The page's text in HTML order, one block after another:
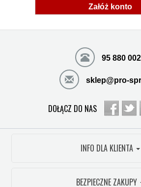
Załóż konto
95 880
sklep@pro-
DOŁĄCZ DO NAS
INFO DLA KLIENTA
BEZPIECZNE ZAKUPY